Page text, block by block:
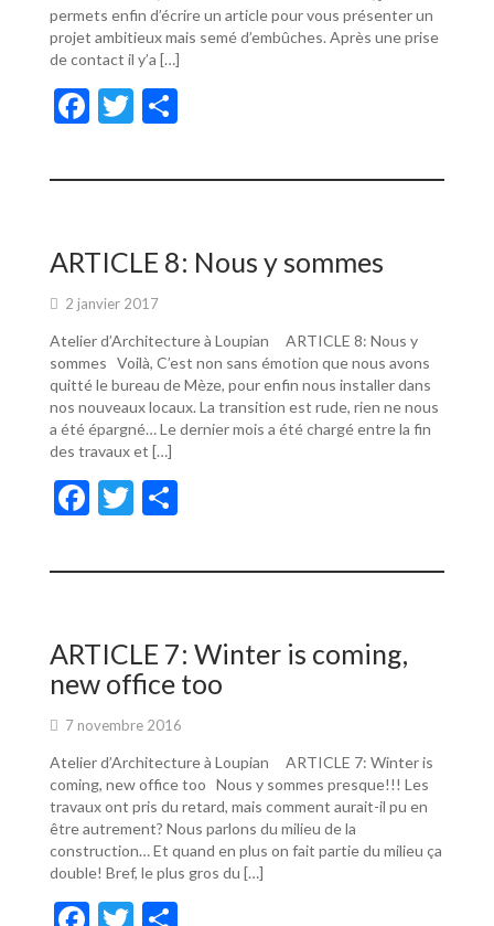
permets enfin d’écrire un article pour vous présenter un
projet ambitieux mais semé d’embûches. Après une prise
de contact il y’a […]
F
e
o
o
k
T
itt ta
er
ARTICLE 8: Nous y sommes
2 janvier 2017
Atelier d’Architecture à Loupian ARTICLE 8: Nous y
sommes Voilà, C’est non sans émotion que nous avons
quitté le bureau de Mèze, pour enfin nous installer dans
nos nouveaux locaux. La transition est rude, rien ne nous
a été épargné… Le dernier mois a été chargé entre la fin
des travaux et […]
F
e
o
o
k
T
itt ta
er
ARTICLE 7: Winter is coming,
new office too
7 novembre 2016
Atelier d’Architecture à Loupian ARTICLE 7: Winter is
coming, new office too Nous y sommes presque!!! Les
travaux ont pris du retard, mais comment aurait-il pu en
être autrement? Nous parlons du milieu de la
construction… Et quand en plus on fait partie du milieu ça
double! Bref, le plus gros du […]